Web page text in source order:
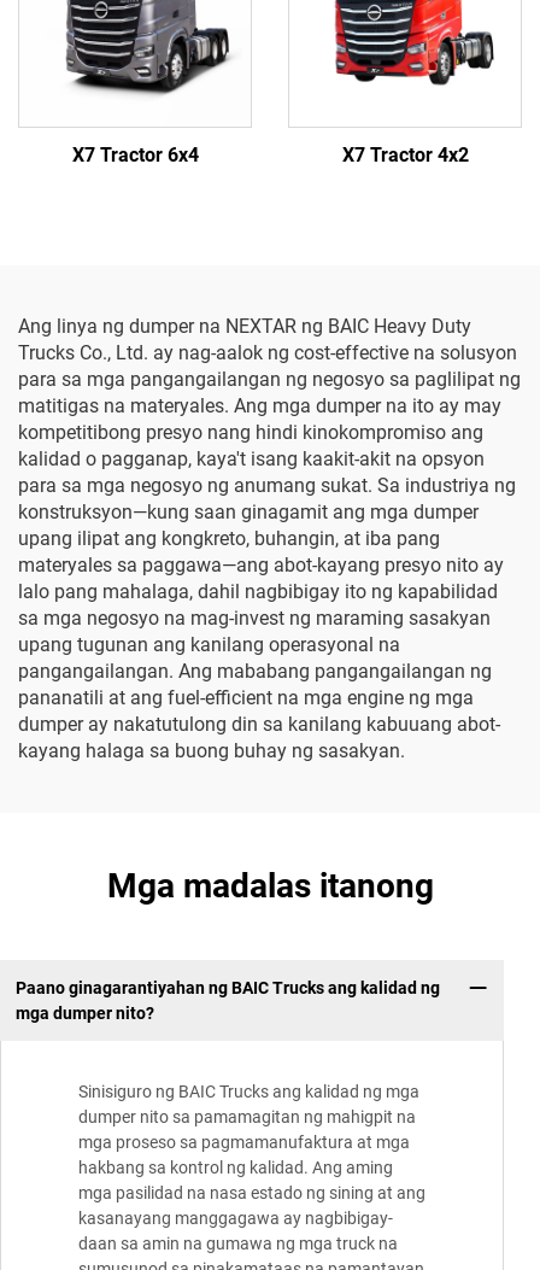
X7 Tractor 6x4 X7 Tractor 4x2
Ang linya ng dumper na NEXTAR ng BAIC Heavy Duty
Trucks Co., Ltd. ay nag-aalok ng cost-effective na solusyon
para sa mga pangangailangan ng negosyo sa paglilipat ng
matitigas na materyales. Ang mga dumper na ito ay may
kompetitibong presyo nang hindi kinokompromiso ang
kalidad o pagganap, kaya't isang kaakit-akit na opsyon
para sa mga negosyo ng anumang sukat. Sa industriya ng
konstruksyon—kung saan ginagamit ang mga dumper
upang ilipat ang kongkreto, buhangin, at iba pang
materyales sa paggawa—ang abot-kayang presyo nito ay
lalo pang mahalaga, dahil nagbibigay ito ng kapabilidad
sa mga negosyo na mag-invest ng maraming sasakyan
upang tugunan ang kanilang operasyonal na
pangangailangan. Ang mababang pangangailangan ng
pananatili at ang fuel-efficient na mga engine ng mga
dumper ay nakatutulong din sa kanilang kabuuang abot-
kayang halaga sa buong buhay ng sasakyan.
Mga madalas itanong
Paano ginagarantiyahan ng BAIC Trucks ang kalidad ng
mga dumper nito?
Sinisiguro ng BAIC Trucks ang kalidad ng mga
dumper nito sa pamamagitan ng mahigpit na
mga proseso sa pagmamanufaktura at mga
hakbang sa kontrol ng kalidad. Ang aming
mga pasilidad na nasa estado ng sining at ang
kasanayang manggagawa ay nagbibigay-
daan sa amin na gumawa ng mga truck na